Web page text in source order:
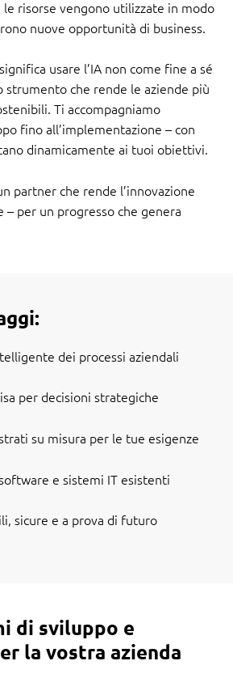
risorse vengono utilizzate in modo
nuove opportunità di business.
usare l’IA non come fine a sé
strumento che rende le aziende più
Ti accompagniamo
fino all’implementazione – con
dinamicamente ai tuoi obiettivi.
partner che rende l’innovazione
per un progresso che genera
dei processi aziendali
per decisioni strategiche
su misura per le tue esigenze
e sistemi IT esistenti
sicure e a prova di futuro
di sviluppo e
la vostra azienda